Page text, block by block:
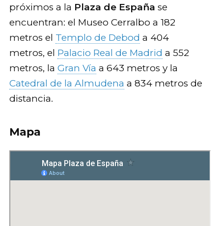
próximos a la Plaza de España se
encuentran: el Museo Cerralbo a 182
metros el Templo de Debod a 404
metros, el Palacio Real de Madrid a 552
metros, la Gran Vía a 643 metros y la
Catedral de la Almudena a 834 metros de
distancia.
Mapa